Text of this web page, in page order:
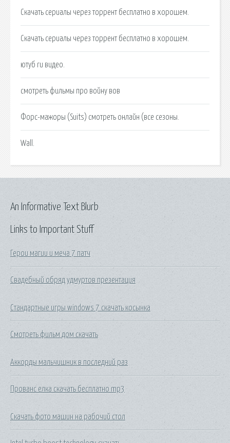
Cкачать сериалы через торрент бесплатно в хорошем.
Cкачать сериалы через торрент бесплатно в хорошем.
ютуб ru видео.
смотреть фильмы про войну вов
Форс-мажоры (Suits) смотреть онлайн (все сезоны.
Wall.
Links to Important Stuff
Герои магии и меча 7 патч
Свадебный обряд удмуртов презентация
Стандартные игры windows 7 скачать косынка
Смотреть фильм дом скачать
Аккорды мальчишник в последний раз
Прованс елка скачать бесплатно mp3
Скачать фото машин на рабочий стол
An Informative Text Blurb